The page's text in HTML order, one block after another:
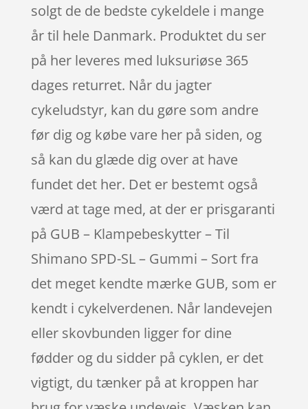
solgt de de bedste cykeldele i mange
år til hele Danmark. Produktet du ser
på her leveres med luksuriøse 365
dages returret. Når du jagter
cykeludstyr, kan du gøre som andre
før dig og købe vare her på siden, og
så kan du glæde dig over at have
fundet det her. Det er bestemt også
værd at tage med, at der er prisgaranti
på GUB – Klampebeskytter – Til
Shimano SPD-SL – Gummi – Sort fra
det meget kendte mærke GUB, som er
kendt i cykelverdenen. Når landevejen
eller skovbunden ligger for dine
fødder og du sidder på cyklen, er det
vigtigt, du tænker på at kroppen har